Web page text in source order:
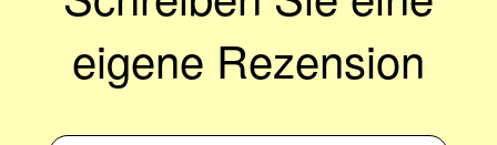
eigene Rezension